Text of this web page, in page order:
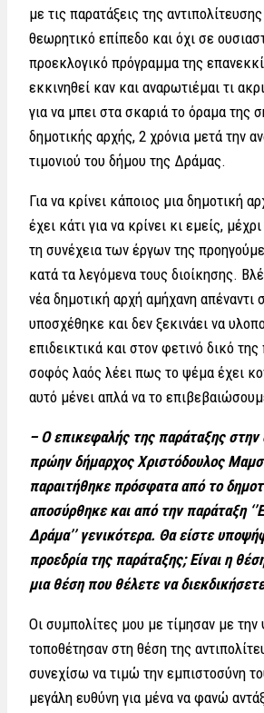
με τις παρατάξεις της
θεωρητικό επίπεδο και όχι σε
προεκλογικό πρόγραμμα της
εκκινηθεί καν και αναρωτιέμαι τι
για να μπει στα σκαριά το όραμα της
δημοτικής αρχής, 2 χρόνια μετά την
τιμονιού του δήμου της Δράμας.
Για να κρίνει κάποιος μια δημοτική
έχει κάτι για να κρίνει κι εμείς,
τη συνέχεια των έργων της
κατά τα λεγόμενα τους διοίκησης.
νέα δημοτική αρχή αμήχανη απέναντι
υποσχέθηκε και δεν ξεκινάει να
επιδεικτικά και στον φετινό δικό
σοφός λαός λέει πως το ψέμα έχει
αυτό μένει απλά να το
– Ο επικεφαλής της παράταξης στην
πρώην δήμαρχος Χριστόδουλος
παραιτήθηκε πρόσφατα από το
αποσύρθηκε και από την παράταξη
Δράμα’’ γενικότερα. Θα είστε
προεδρία της παράταξης; Είναι η
μια θέση που θέλετε να
Οι συμπολίτες μου με τίμησαν με
τοποθέτησαν στη θέση της
συνεχίσω να τιμώ την εμπιστοσύνη
μεγάλη ευθύνη για μένα να φανώ